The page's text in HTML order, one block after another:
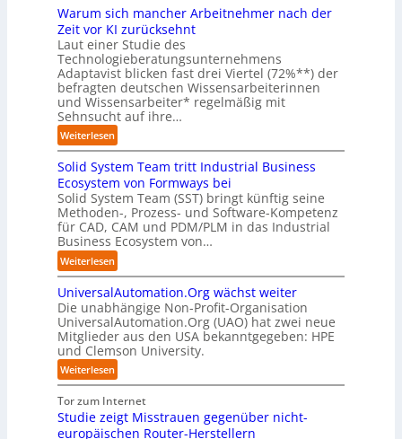
l
a
n
d
g
e
-
I
n
t
e
l
l
i
g
e
n
z
u
k
u
n
f
t
d
e
r
I
n
d
u
s
t
r
i
e
a
u
t
o
m
a
t
i
s
i
h
w
a
b
z
u
m
C
o
C
E
O
b
i
d
e
r
O
r
i
e
n
t
i
e
r
u
n
g
A
Z
ü
r
i
c
h
:
T
r
e
f
f
p
u
n
k
t
r
p
r
a
x
s
n
Warum sich mancher Arbeitnehmer nach der
Zeit vor KI zurücksehnt
Laut einer Studie des
Technologieberatungsunternehmens
Adaptavist blicken fast drei Viertel (72%**) der
befragten deutschen Wissensarbeiterinnen
und Wissensarbeiter* regelmäßig mit
Sehnsucht auf ihre…
Weiterlesen:
W
a
r
u
m
s
i
c
h
m
a
n
c
h
e
r
r
b
Solid System Team tritt Industrial Business
Ecosystem von Formways bei
Solid System Team (SST) bringt künftig seine
Methoden-, Prozess- und Software-Kompetenz
für CAD, CAM und PDM/PLM in das Industrial
Business Ecosystem von…
Weiterlesen:
S
o
l
i
d
S
s
t
e
m
UniversalAutomation.Org wächst weiter
Die unabhängige Non-Profit-Organisation
UniversalAutomation.Org (UAO) hat zwei neue
Mitglieder aus den USA bekanntgegeben: HPE
und Clemson University.
Weiterlesen:
U
n
i
v
Tor zum Internet
Studie zeigt Misstrauen gegenüber nicht-
europäischen Router-Herstellern